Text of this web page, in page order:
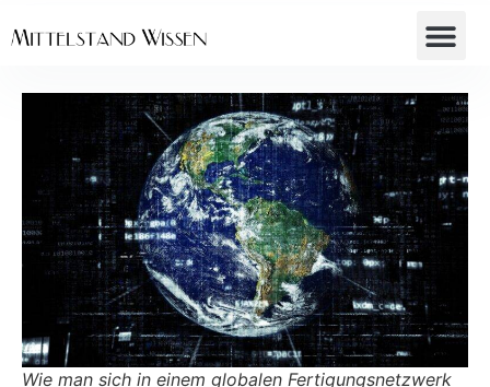
Wie man sich in einem globalen Fertigungsnetzwerk